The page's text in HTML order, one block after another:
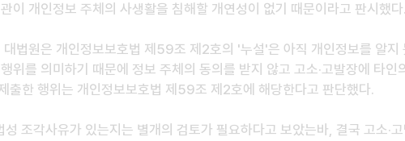
이 개인정보 주체의 사생활을 침해할 개연성이 없기 때문이라고 판시했다.
법원은 개인정보보호법 제59조 제2호의 '누설'은 아직 개인정보를 알지
위를 의미하기 때문에 정보 주체의 동의를 받지 않고 고소·고발장에 타인
출한 행위는 개인정보보호법 제59조 제2호에 해당한다고 판단했다.
조각사유가 있는지는 별개의 검토가 필요하다고 보았는바, 결국 고소·